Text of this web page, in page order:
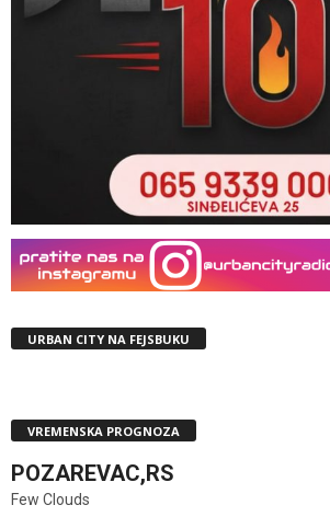
URBAN CITY NA FEJSBUKU
VREMENSKA PROGNOZA
POZAREVAC,RS
Few Clouds